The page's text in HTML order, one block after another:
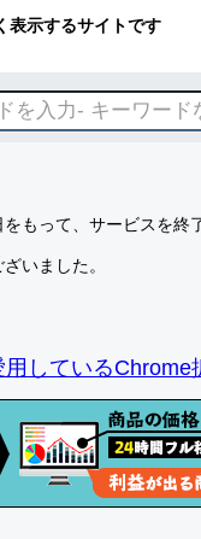
表示するサイトです
もって、サービスを終
いました。
用している